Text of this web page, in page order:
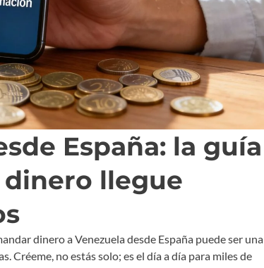
España: la guía
llegue
dinero a Venezuela desde España puede ser una
no estás solo; es el día a día para miles de